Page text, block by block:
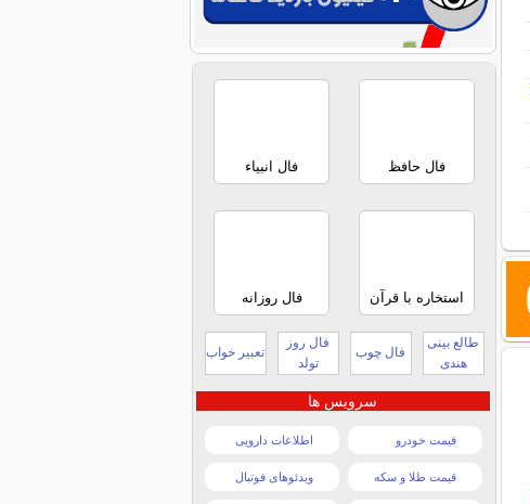
فال حافظ فال انبیاء
استخاره با قرآن فال روزانه
طالع بینی
هندی
فال چوب
فال روز
تولد
تعبیر خواب
سرویس ها
قیمت خودرو اطلاعات دارویی
قیمت طلا و سکه ویدئوهای فوتبال